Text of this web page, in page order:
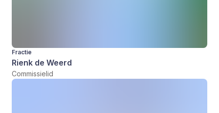
Fractie
Rienk de Weerd
Commissielid